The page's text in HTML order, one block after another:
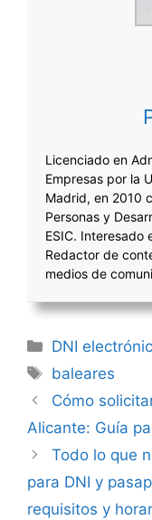
Licenciado en
Empresas por la
Madrid, en 2010
Personas y
ESIC. Interesado
Redactor de
medios de
Categorías
DNI
Etiquetas
baleares
Navegación
de
Cómo
Alicante: Guía
Todo lo que
para DNI y
requisitos y